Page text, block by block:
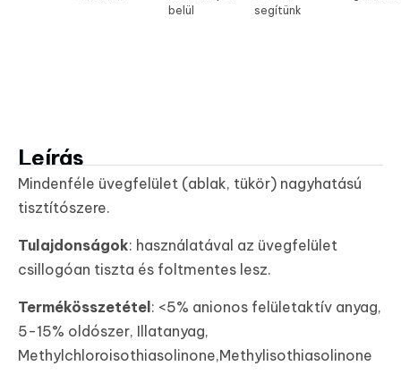
belül
segítünk
Leírás
Mindenféle üvegfelület (ablak, tükör) nagyhatású
tisztítószere.
Tulajdonságok: használatával az üvegfelület
csillogóan tiszta és foltmentes lesz.
Termékösszetétel : <5% anionos felületaktív anyag,
5-15% oldószer, Illatanyag,
Methylchloroisothiasolinone,Methylisothiasolinone